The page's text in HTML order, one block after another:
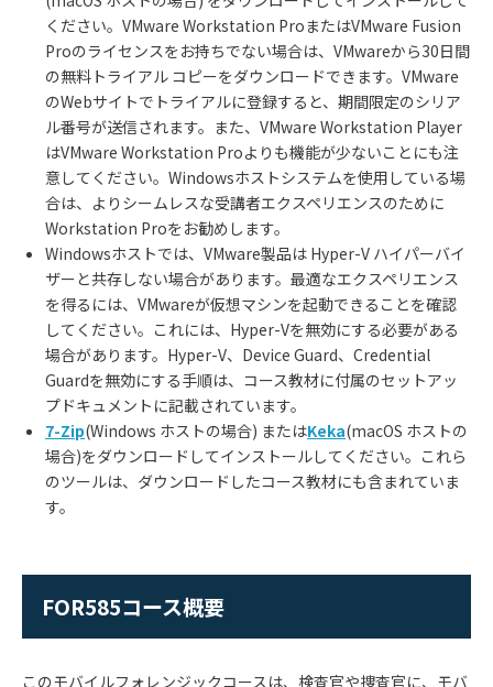
ください。 VMware Workstation ProまたはVMware Fusion
Proのライセンスをお持ちでない場合は、 VMwareから30日間
の無料トライアル コピーをダウンロードできます。 VMware
のWebサイトでトライアルに登録すると、期間限定のシリア
ル番号が送信されます。また、 VMware Workstation Player
はVMware Workstation Proよりも機能が少ないことにも注
意してください。 Windowsホストシステムを使用している場
合は、よりシームレスな受講者エクスペリエンスのために
Workstation Proをお勧めします。
Windowsホストでは、 VMware製品は Hyper-V ハイパーバイ
ザーと共存しない場合があります。最適なエクスペリエンス
を得るには、 VMwareが仮想マシンを起動できることを確認
してください。これには、 Hyper-Vを無効にする必要がある
場合があります。 Hyper-V、 Device Guard、 Credential
Guardを無効にする手順は、コース教材に付属のセットアッ
プドキュメントに記載されています。
7-Zip(Windows ホストの場合) またはKeka(macOS ホストの
場合)をダウンロードしてインストールしてください。これら
のツールは、ダウンロードしたコース教材にも含まれていま
す。
FOR585コース概要
このモバイルフォレンジックコースは、検査官や捜査官に、モバ